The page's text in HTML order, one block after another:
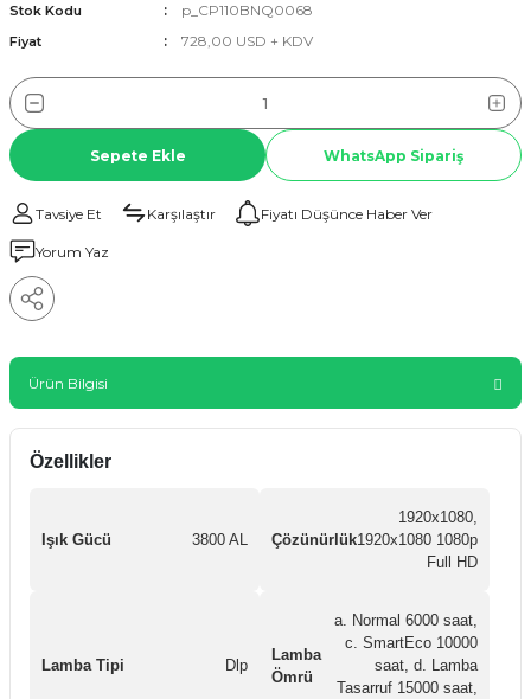
Stok Kodu p_CP110BNQ0068
Fiyat 728,00 USD + KDV
Sepete Ekle WhatsApp Sipariş
Tavsiye Et Karşılaştır Fiyatı Düşünce Haber Ver
Yorum Yaz
Ürün Bilgisi
Özellikler
Işık Gücü 3800 AL Çözünürlük
1920x1080,
1920x1080 1080p
Full HD
Lamba Tipi Dlp
Lamba
Ömrü
a. Normal 6000 saat,
c. SmartEco 10000
saat, d. Lamba
Tasarruf 15000 saat,